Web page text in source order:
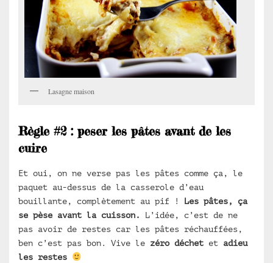
Lasagne maison
Règle #2 : peser les pâtes avant de les
cuire
Et oui, on ne verse pas les pâtes comme ça, le
paquet au-dessus de la casserole d’eau
bouillante, complètement au pif ! Les pâtes, ça
se pèse avant la cuisson.
L’idée, c’est de ne
pas avoir de restes car les pâtes réchauffées,
ben c’est pas bon. Vive le zéro déchet et adieu
les restes